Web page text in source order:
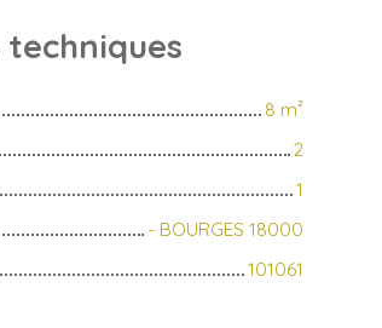
techniques
8 m²
2
1
- BOURGES 18000
101061